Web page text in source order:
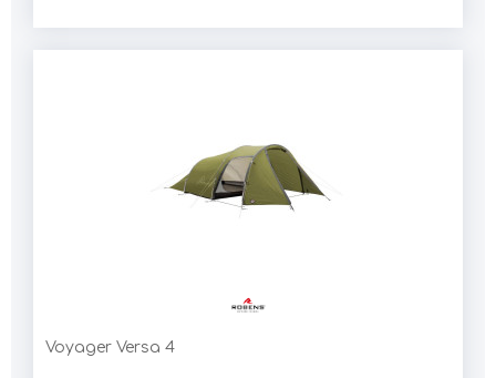
Voyager Versa 4